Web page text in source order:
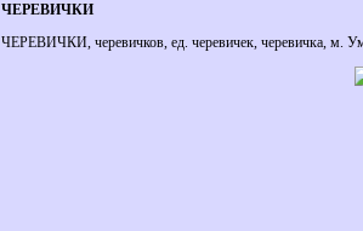
ЧЕРЕВИЧКИ
ЧЕРЕВИЧКИ, черевичков, ед. черевичек, черевичка, м.